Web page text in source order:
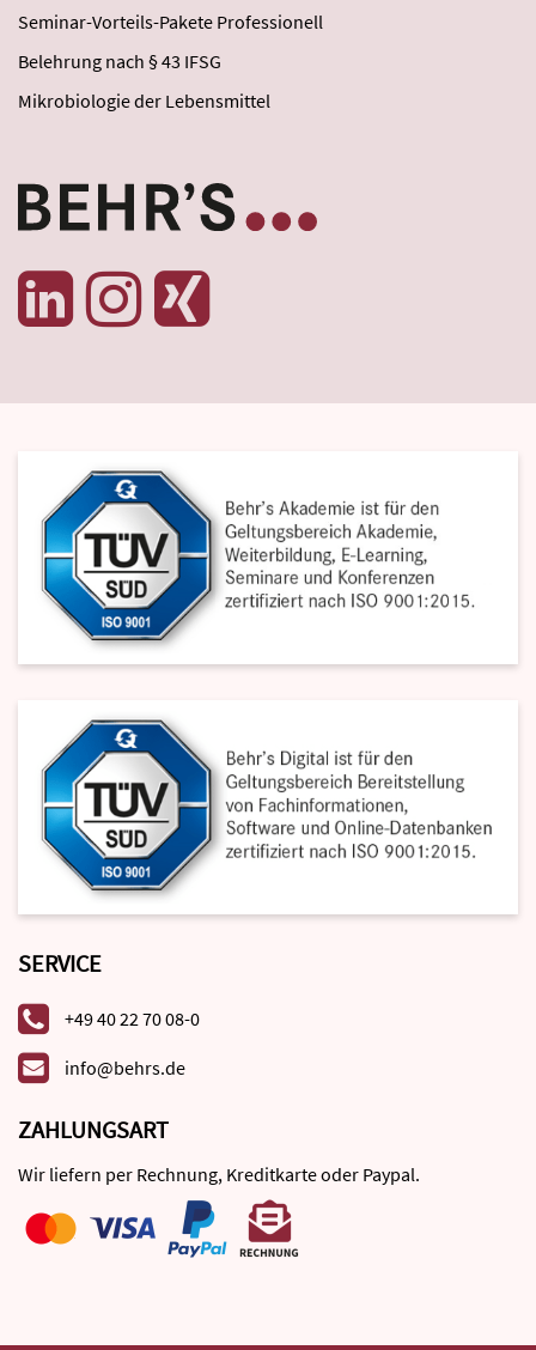
Seminar-Vorteils-Pakete Professionell
Belehrung nach § 43 IFSG
Mikrobiologie der Lebensmittel
SERVICE
+49 40 22 70 08-0
info@behrs.de
ZAHLUNGSART
Wir liefern per Rechnung, Kreditkarte oder Paypal.